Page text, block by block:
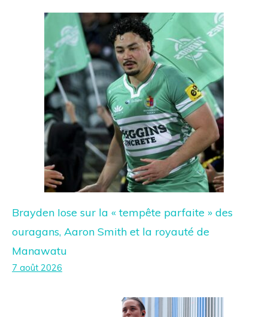
Brayden Iose sur la « tempête parfaite » des
ouragans, Aaron Smith et la royauté de
Manawatu
7 août 2026